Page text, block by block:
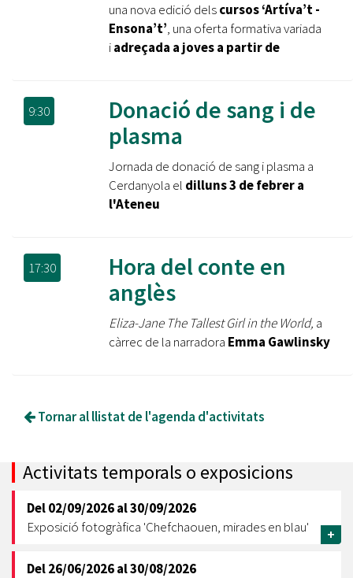
una nova edició delscursos ‘Artíva’t -
Ensona’t’, una oferta formativa variada
iadreçada a joves a partir de
9:30
Donació de sang i de
plasma
Jornada de donació de sang i plasma a
Cerdanyola el dilluns 3 de febrer a
l'Ateneu
17:30
Hora del conte en
anglès
Eliza-Jane The Tallest Girl in the World, a
càrrec de la narradora Emma Gawlinsky
Tornar al llistat de l'agenda d'activitats
Activitats temporals o exposicions
Del02/09/2026al30/09/2026
Exposició fotogràfica 'Chefchaouen, mirades en blau'
+
Del26/06/2026al30/08/2026